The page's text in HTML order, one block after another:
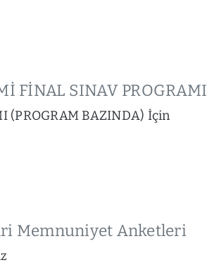
FİNAL SINAV PROGRAMI
(PROGRAM BAZINDA) İçin
Memnuniyet Anketleri